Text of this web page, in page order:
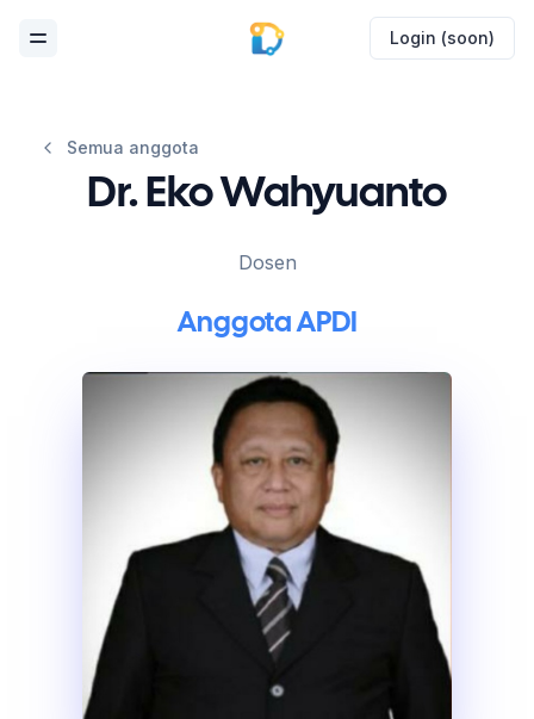
Toggle Menu Login (soon)
Semua anggota
Dr. Eko Wahyuanto
Dosen
Anggota APDI